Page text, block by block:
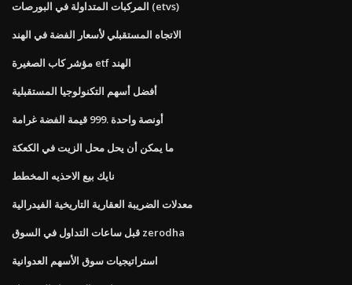
المركبات المتداولة في البورصات (etvs)
الاتجاه المستقبلي لأسعار الفضة في الهند
مؤشر كاب الصغيرة etf الهند
أفضل أسهم التكنولوجيا المستقبلية
أونصة واحدة .999 قيمة الفضة غرامة
ما يمكن أن يحل محل الزيت في الكعكة
نايك بيع الاحذيه المخطط
معدلات الضريبة العقارية التاريخية الفيدرالية
قبل ساعات التداول في السوق zerodha
استراتيجيات سوق الأسهم العدوانية